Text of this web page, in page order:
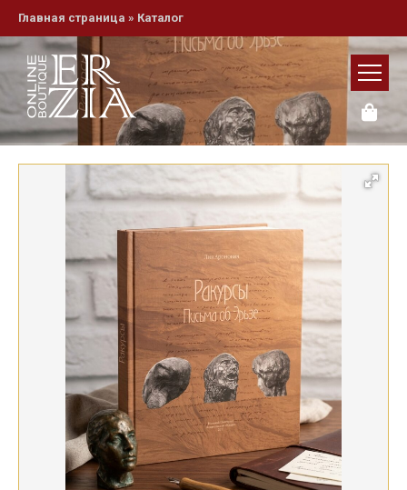
Главная страница » Каталог